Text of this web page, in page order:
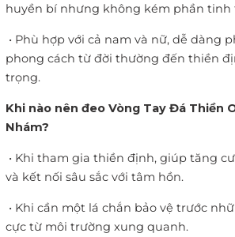
huyền bí nhưng không kém phần tinh
• Phù hợp với cả nam và nữ, dễ dàng
phong cách từ đời thường đến thiền
trọng.
Khi nào nên đeo Vòng Tay Đá Thiền
Nhám?
• Khi tham gia thiền định, giúp tăng
và kết nối sâu sắc với tâm hồn.
• Khi cần một lá chắn bảo vệ trước
cực từ môi trường xung quanh.